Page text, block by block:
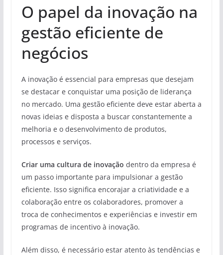
O papel da inovação na
gestão eficiente de
negócios
A inovação é essencial para empresas que desejam
se destacar e conquistar uma posição de liderança
no mercado. Uma gestão eficiente deve estar aberta a
novas ideias e disposta a buscar constantemente a
melhoria e o desenvolvimento de produtos,
processos e serviços.
Criar uma cultura de inovação dentro da empresa é
um passo importante para impulsionar a gestão
eficiente. Isso significa encorajar a criatividade e a
colaboração entre os colaboradores, promover a
troca de conhecimentos e experiências e investir em
programas de incentivo à inovação.
Além disso, é necessário estar atento às tendências e